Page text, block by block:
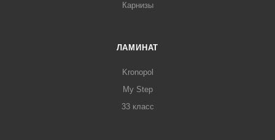
Карнизы
ЛАМИНАТ
Kronopol
My Step
33 класс